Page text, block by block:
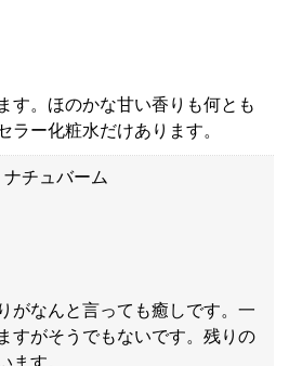
す。ほのかな甘い香りも何とも
ラー化粧水だけあります。
チュバーム
がなんと言っても癒しです。一
すがそうでもないです。残りの